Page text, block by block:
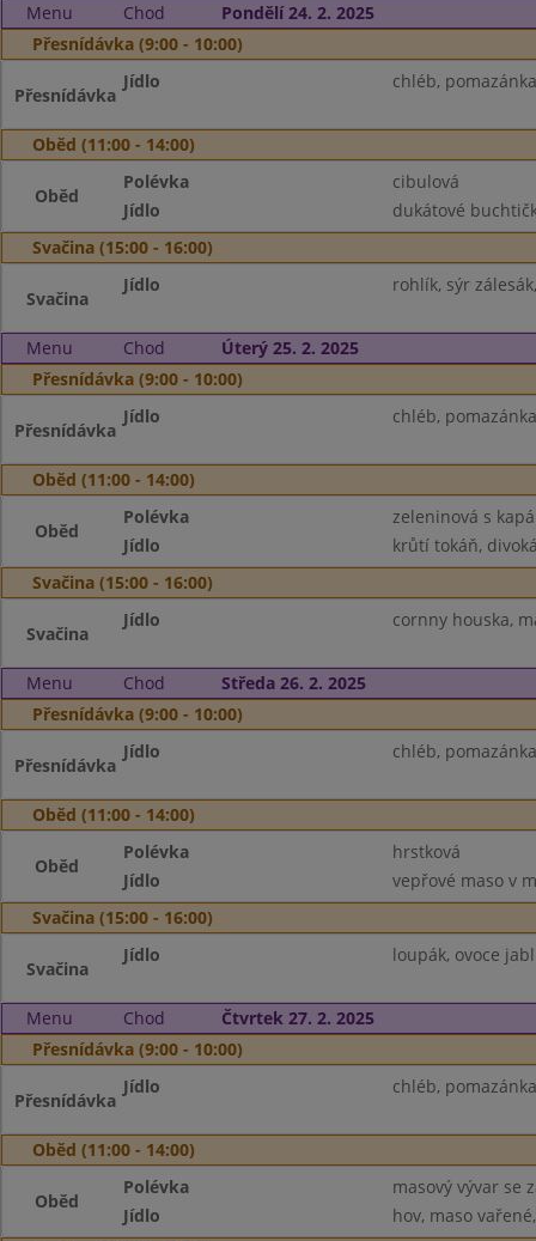
Menu Chod
Pondělí 24. 2. 2025
Přesnídávka (9:00 - 10:00)
Přesnídávka
Jídlo chléb,
Oběd (11:00 - 14:00)
Oběd
Polévka
cibulová
Jídlo
dukátové
Svačina (15:00 - 16:00)
Svačina
Jídlo rohlík, sýr
Menu Chod
Úterý 25. 2. 2025
Přesnídávka (9:00 - 10:00)
Přesnídávka
Jídlo chléb,
Oběd (11:00 - 14:00)
Oběd
Polévka
zeleninová s
Jídlo
krůtí tokáň,
Svačina (15:00 - 16:00)
Svačina
Jídlo cornny houska,
Menu Chod
Středa 26. 2. 2025
Přesnídávka (9:00 - 10:00)
Přesnídávka
Jídlo chléb,
Oběd (11:00 - 14:00)
Oběd
Polévka
hrstková
Jídlo
vepřové maso v
Svačina (15:00 - 16:00)
Svačina
Jídlo loupák, ovoce
Menu Chod
Čtvrtek 27. 2. 2025
Přesnídávka (9:00 - 10:00)
Přesnídávka
Jídlo chléb,
Oběd (11:00 - 14:00)
Oběd
Polévka
masový vývar se
Jídlo
hov, maso